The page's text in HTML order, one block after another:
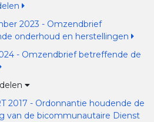
2023 - Omzendbrief
onderhoud en herstellingen
- Omzendbrief betreffende de
2017 - Ordonnantie houdende de
van de bicommunautaire Dienst